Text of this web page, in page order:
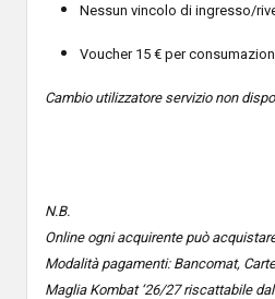
Nessun vincolo di ingresso/
Voucher 15 € per
Cambio utilizzatore servizio non
N.B.
Online ogni acquirente può
Modalità pagamenti: Bancomat,
Maglia Kombat ‘26/27 riscattabile